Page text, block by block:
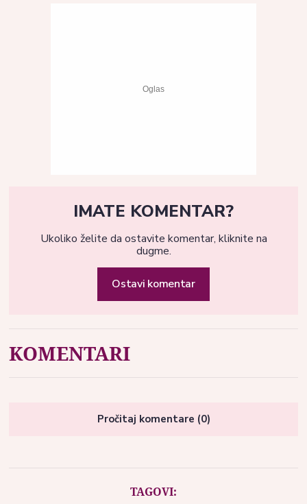
IMATE KOMENTAR?
Ukoliko želite da ostavite komentar, kliknite na
dugme.
Ostavi komentar
KOMENTARI
Pročitaj komentare (0)
TAGOVI: